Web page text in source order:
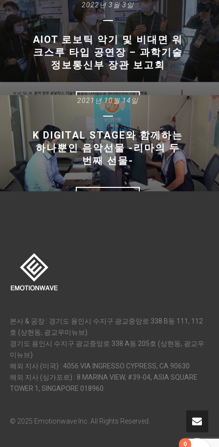
READ MORE
2022년 3월 3일
AIOT 로보틱 악기 및 비대면 워
크스루 타입 공연장 – 과학기술
정보통신부 장관 보고회
READ MORE
2021년 10월 14일
K DIGITAL STAGE와 함께하는
하나뿐인 음악선물 -리마의 두
번째 선물-
본사 & 공장 : 경기도 용인시 수지구 광교중앙로 338 B동 111, 112
호 (상현동, 광교우미뉴브)
경기도 용인시 수지구 광교중앙로 338 A동 205호 (상현동, 광교우
미뉴브)
해외 지사 (미국) : 4056 VIA INGRESSO CYPRESS, CA 90630
해외 지사 (싱가포르) : 8 MARINA VIEW, #39-04, ASIA SQUARE
TOWER 1, SINGAPORE 018960
© 2025 Emotionwave Inc. All Rights Reserved.
0